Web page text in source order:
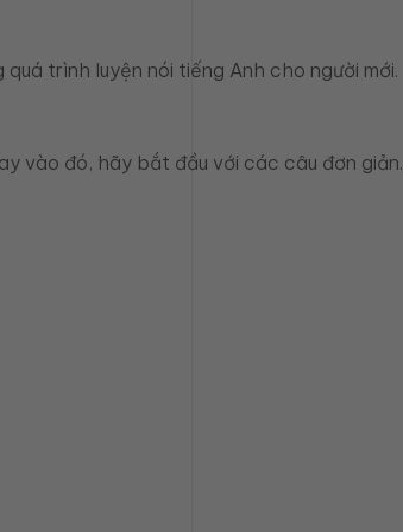
trình luyện nói tiếng Anh cho người mới.
vào đó, hãy bắt đầu với các câu đơn giản.